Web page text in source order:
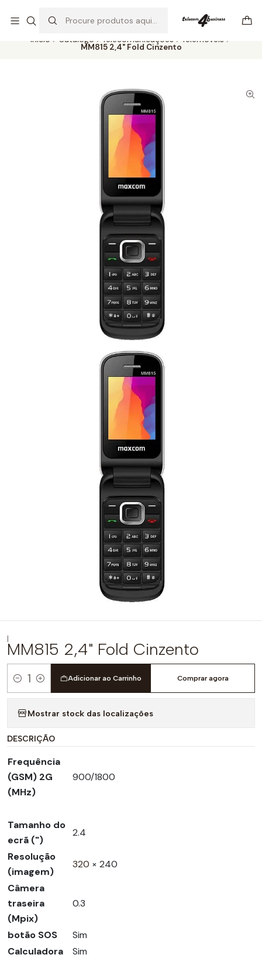
Ler mais
Início Catálogo Telecomunicações Telemóveis
MM815 2,4" Fold Cinzento
|
MM815 2,4" Fold Cinzento
Quantidade
Adicionar ao Carrinho Comprar agora
Mostrar stock das localizações
DESCRIÇÃO
Frequência
(GSM) 2G
(MHz)
900/1800
Tamanho do
ecrã (")
2.4
Resolução
(imagem)
320 × 240
Câmera
traseira
(Mpix)
0.3
botão SOS
Sim
Calculadora
Sim